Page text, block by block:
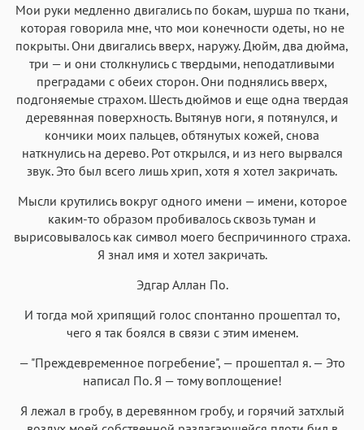
Мои руки медленно двигались по бокам, шурша по ткани,
которая говорила мне, что мои конечности одеты, но не
покрыты. Они двигались вверх, наружу. Дюйм, два дюйма,
три — и они столкнулись с твердыми, неподатливыми
преградами с обеих сторон. Они поднялись вверх,
подгоняемые страхом. Шесть дюймов и еще одна твердая
деревянная поверхность. Вытянув ноги, я потянулся, и
кончики моих пальцев, обтянутых кожей, снова
наткнулись на дерево. Рот открылся, и из него вырвался
звук. Это был всего лишь хрип, хотя я хотел закричать.
Мысли крутились вокруг одного имени — имени, которое
каким-то образом пробивалось сквозь туман и
вырисовывалось как символ моего беспричинного страха.
Я знал имя и хотел закричать.
Эдгар Аллан По.
И тогда мой хрипящий голос спонтанно прошептал то,
чего я так боялся в связи с этим именем.
— "Преждевременное погребение", — прошептал я. — Это
написал По. Я — тому воплощение!
Я лежал в гробу, в деревянном гробу, и горячий затхлый